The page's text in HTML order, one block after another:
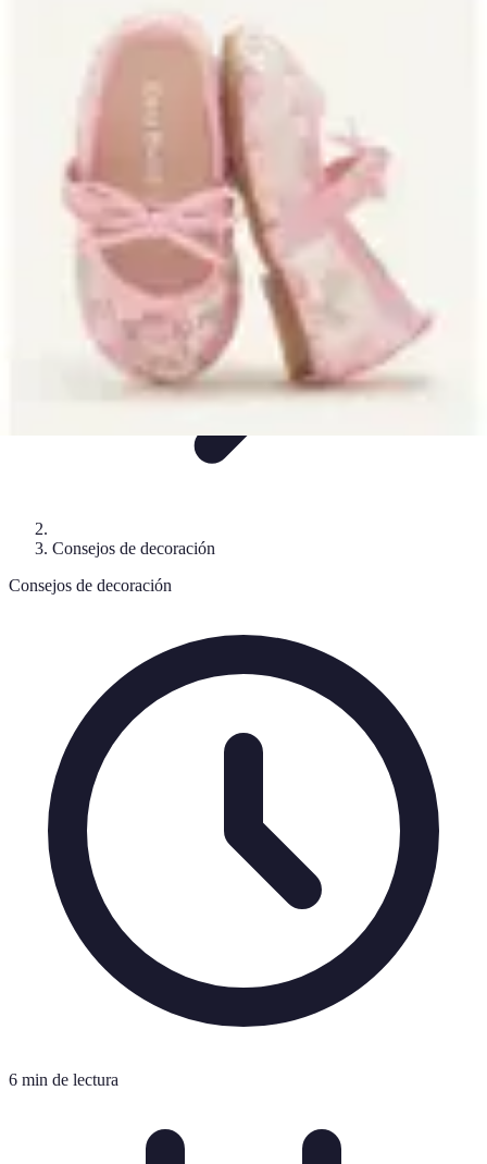
Decoración Económica
RecomendacionesAccesorios Consejos de Decoración
Decoración Económica
Consejos de decoración
Consejos de decoración
6 min de lectura